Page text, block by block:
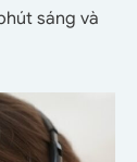
sáng và